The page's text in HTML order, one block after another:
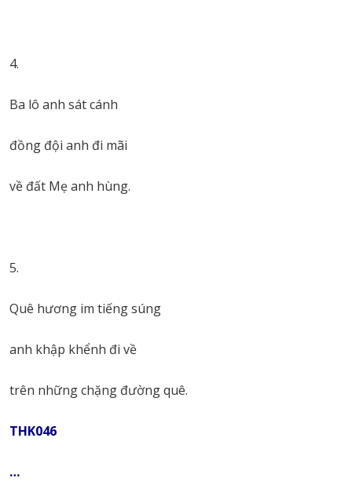
4.
Ba lô anh sát cánh
đồng đội anh đi mãi
về đất Mẹ anh hùng.
5.
Quê hương im tiếng súng
anh khập khểnh đi về
trên những chặng đường quê.
THK046
…